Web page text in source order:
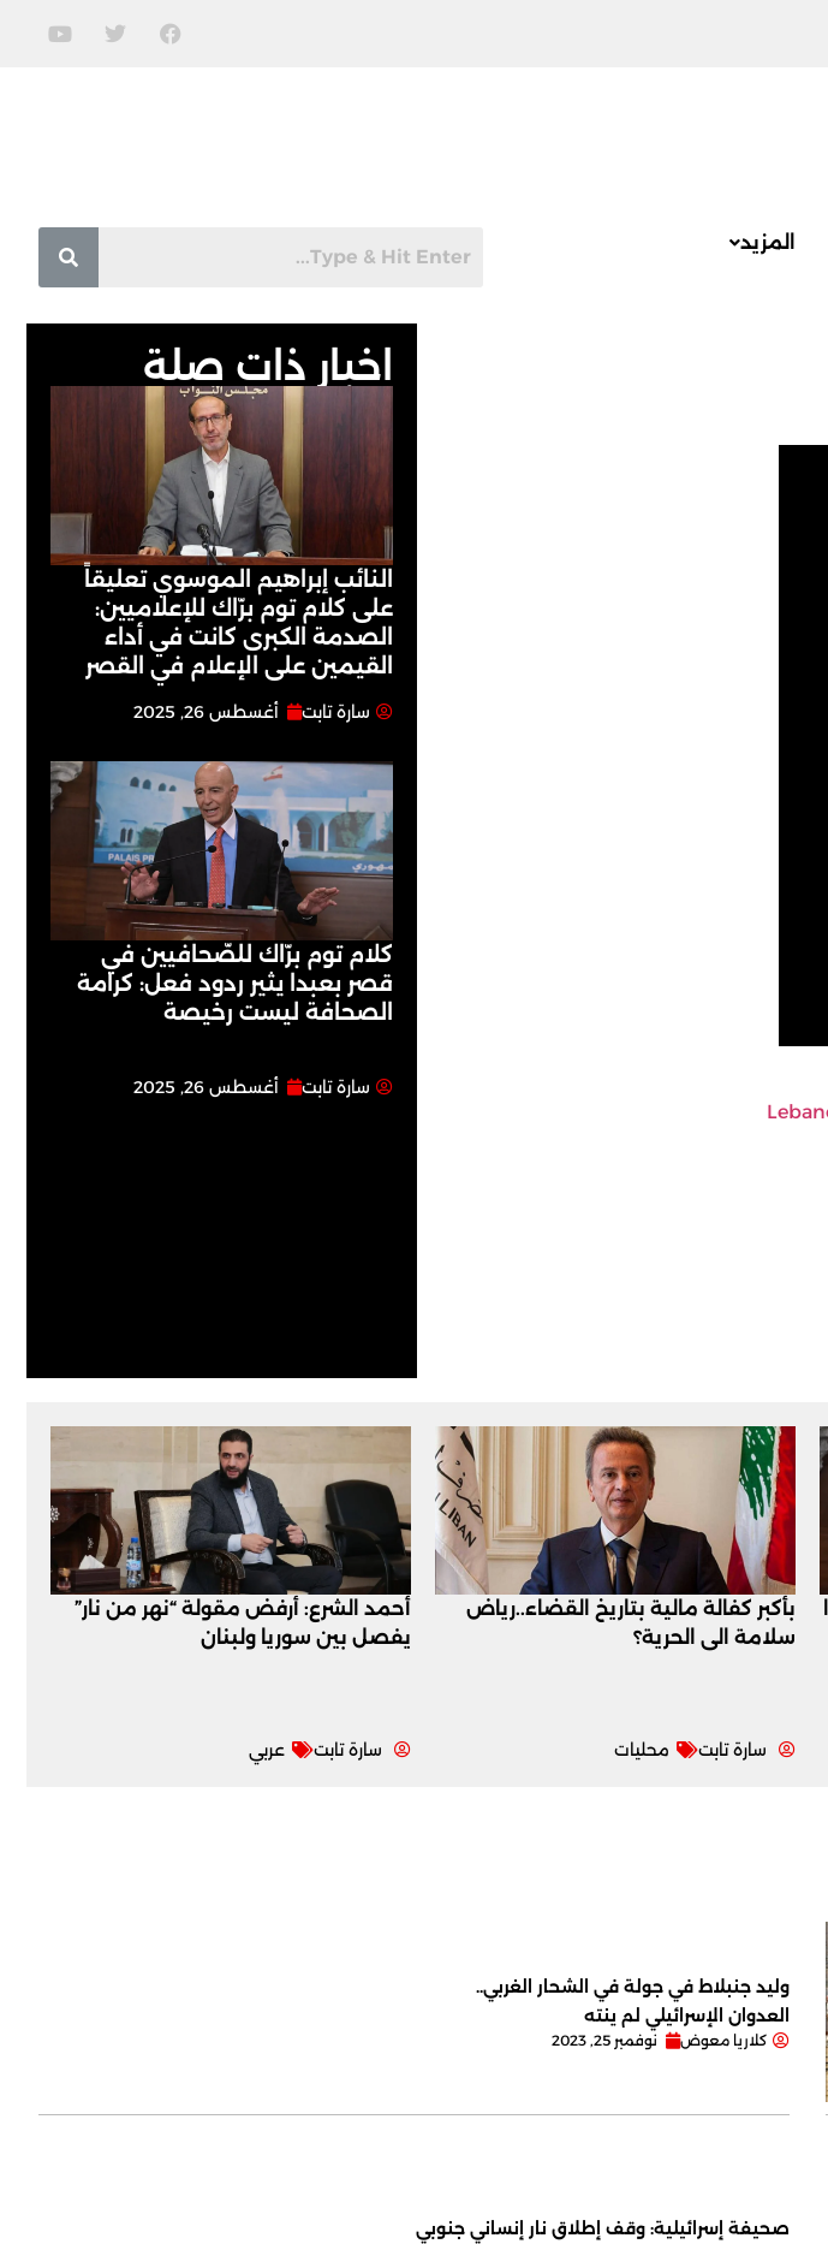
المزيد
اخبار ذات صلة
النائب إبراهيم الموسوي تعليقاً
على كلام توم برّاك للإعلاميين:
الصدمة الكبرى كانت في أداء
القيمين على ‏الإعلام في القصر
سارة تابت أغسطس 26, 2025
كلام توم برّاك للصّحافيين في
قصر بعبدا يثير ردود فعل: كرامة
الصحافة ليست رخيصة
سارة تابت أغسطس 26, 2025
بأكبر كفالة مالية بتاريخ القضاء..رياض
سلامة الى الحرية؟
سارة تابت محليات
أحمد الشرع: أرفض مقولة “نهر من نار”
يفصل بين سوريا ولبنان
سارة تابت عربي
وليد جنبلاط في جولة في الشحار الغربي..
العدوان الإسرائيلي لم ينته
كلاريا معوض نوفمبر 25, 2023
صحيفة إسرائيلية: وقف إطلاق نار إنساني جنوبي